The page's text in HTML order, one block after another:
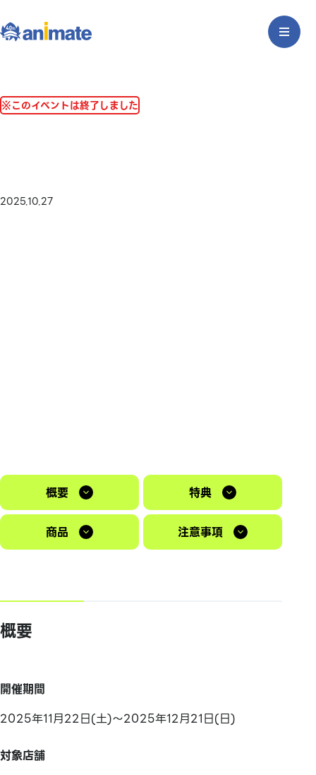
※このイベントは終了しました
2025.10.27
概要 特典
商品 注意事項
概要
開催期間
2025年11月22日(土)～2025年12月21日(日)
対象店舗